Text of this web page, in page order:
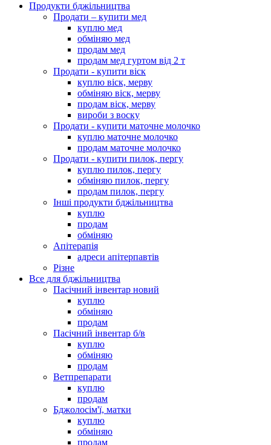
Продукти бджільництва
Продати – купити мед
куплю мед
обміняю мед
продам мед
продам мед гуртом від 2 т
Продати - купити віск
куплю віск, мерву
обміняю віск, мерву
продам віск, мерву
вироби з воску
Продати - купити маточне молочко
куплю маточне молочко
продам маточне молочко
Продати - купити пилок, пергу
куплю пилок, пергу
обміняю пилок, пергу
продам пилок, пергу
Інші продукти бджільництва
куплю
продам
обміняю
Апітерапія
адреси апітерпавтів
Різне
Все для бджільництва
Пасічний інвентар новий
куплю
обміняю
продам
Пасічний інвентар б/в
куплю
обміняю
продам
Ветпрепарати
куплю
продам
Бджолосім'ї, матки
куплю
обміняю
продам